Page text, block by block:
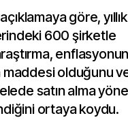
göre,
600 şirketle
maddesi olduğunu
satın alma
ortaya koydu.